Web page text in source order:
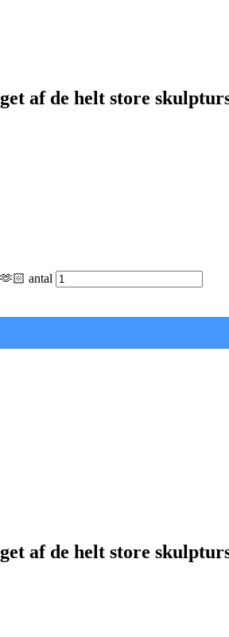
af de helt store
antal
af de helt store